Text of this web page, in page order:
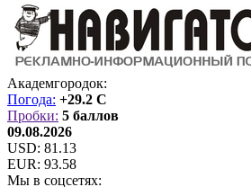
Академгородок:
Погода: +29.2 C
Пробки: 5 баллов
09.08.2026
USD: 81.13
EUR: 93.58
Мы в соцсетях: